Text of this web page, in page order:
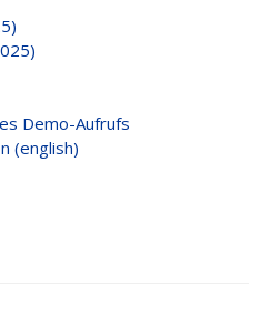
Demo-Aufrufs
(english)